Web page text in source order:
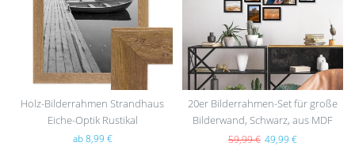
Holz-Bilderrahmen Strandhaus
Eiche-Optik Rustikal
ab 8,99 €
20er Bilderrahmen-Set für große
Bilderwand, Schwarz, aus MDF
59,99 € 49,99 €